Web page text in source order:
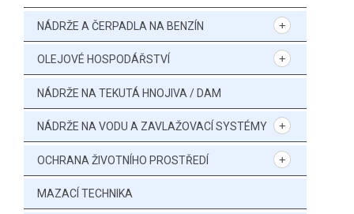
NÁDRŽE A ČERPADLA NA BENZÍN
OLEJOVÉ HOSPODÁŘSTVÍ
NÁDRŽE NA TEKUTÁ HNOJIVA / DAM
NÁDRŽE NA VODU A ZAVLAŽOVACÍ SYSTÉMY
OCHRANA ŽIVOTNÍHO PROSTŘEDÍ
MAZACÍ TECHNIKA